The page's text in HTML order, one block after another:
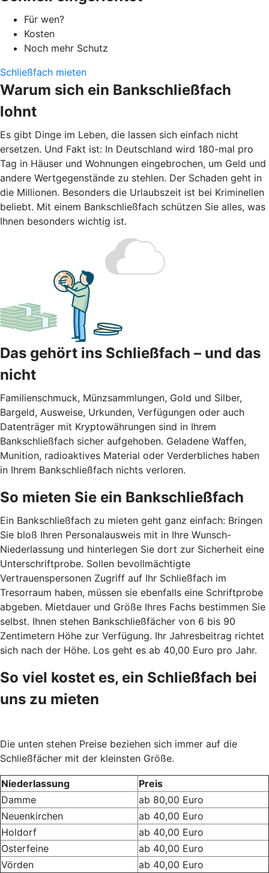
Für wen?
Kosten
Noch mehr Schutz
Schließfach mieten
Warum sich ein Bankschließfach
lohnt
Es gibt Dinge im Leben, die lassen sich einfach nicht
ersetzen. Und Fakt ist: In Deutschland wird 180-mal pro
Tag in Häuser und Wohnungen eingebrochen, um Geld und
andere Wertgegenstände zu stehlen. Der Schaden geht in
die Millionen. Besonders die Urlaubszeit ist bei Kriminellen
beliebt. Mit einem Bankschließfach schützen Sie alles, was
Ihnen besonders wichtig ist.
Das gehört ins Schließfach – und das
nicht
Familienschmuck, Münzsammlungen, Gold und Silber,
Bargeld, Ausweise, Urkunden, Verfügungen oder auch
Datenträger mit Kryptowährungen sind in Ihrem
Bankschließfach sicher aufgehoben. Geladene Waffen,
Munition, radioaktives Material oder Verderbliches haben
in Ihrem Bankschließfach nichts verloren.
So mieten Sie ein Bankschließfach
Ein Bankschließfach zu mieten geht ganz einfach: Bringen
Sie bloß Ihren Personalausweis mit in Ihre Wunsch-
Niederlassung und hinterlegen Sie dort zur Sicherheit eine
Unterschriftprobe. Sollen bevollmächtigte
Vertrauenspersonen Zugriff auf Ihr Schließfach im
Tresorraum haben, müssen sie ebenfalls eine Schriftprobe
abgeben. Mietdauer und Größe Ihres Fachs bestimmen Sie
selbst. Ihnen stehen Bankschließfächer von 6 bis 90
Zentimetern Höhe zur Verfügung. Ihr Jahresbeitrag richtet
sich nach der Höhe. Los geht es ab 40,00 Euro pro Jahr.
So viel kostet es, ein Schließfach bei
uns zu mieten
Die unten stehen Preise beziehen sich immer auf die
Schließfächer mit der kleinsten Größe.
Niederlassung
Preis
Damme
ab 80,00 Euro
Neuenkirchen
ab 40,00 Euro
Holdorf
ab 40,00 Euro
Osterfeine
ab 40,00 Euro
Vörden
ab 40,00 Euro